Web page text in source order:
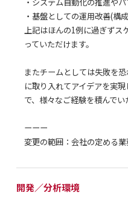
・基盤としての運用改善(構
上記はほんの1例に過ぎずス
っていただけます。
またチームとしては失敗を
に取り入れてアイデアを実
で、様々なご経験を積んでい
ーーー
変更の範囲：会社の定める業
開発／分析環境